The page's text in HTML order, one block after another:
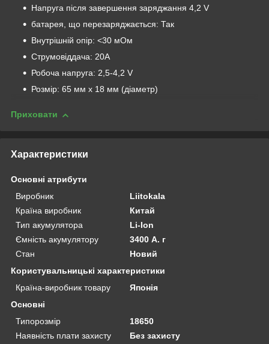
Напруга після завершення заряджання 4,2 V
батарея, що перезаряджається: Так
Внутрішній опір: <30 мОм
Струмовіддача: 20А
Робоча напруга: 2,5-4,2 V
Розмір: 65 мм x 18 мм (діаметр)
Приховати
Характеристики
Основні атрибути
Виробник
Liitokala
Країна виробник
Китай
Тип акумулятора
Li-Ion
Ємність акумулятору
3400 А. г
Стан
Новий
Користувальницькі характеристики
Країна-виробник товару
Японія
Основні
Типорозмір
18650
Наявність плати захисту
Без захисту